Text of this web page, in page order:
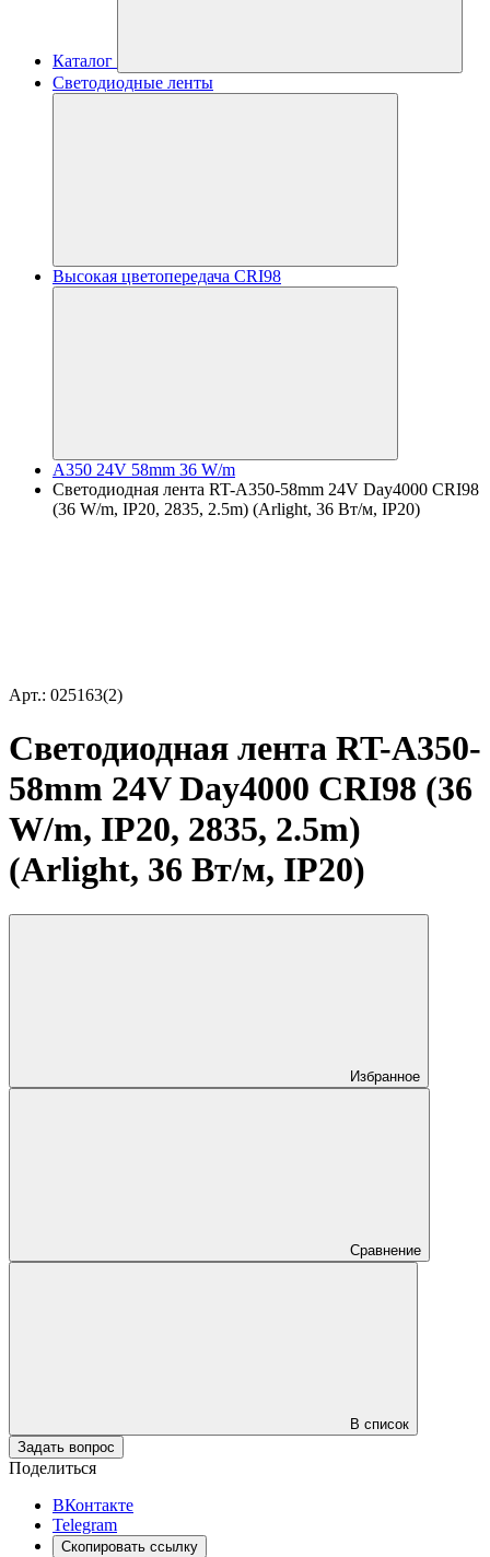
Каталог
Светодиодные ленты
Высокая цветопередача CRI98
A350 24V 58mm 36 W/m
Светодиодная лента RT-A350-58mm 24V Day4000 CRI98
(36 W/m, IP20, 2835, 2.5m) (Arlight, 36 Вт/м, IP20)
Арт.: 025163(2)
Светодиодная лента RT-A350-
58mm 24V Day4000 CRI98 (36
W/m, IP20, 2835, 2.5m)
(Arlight, 36 Вт/м, IP20)
Избранное
Сравнение
В список
Задать вопрос
Поделиться
ВКонтакте
Telegram
Скопировать ссылку